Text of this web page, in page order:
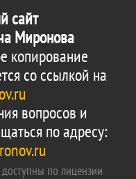
сайт
Миронова
копирование
со ссылкой на
вопросов и
по адресу:
по лицензии